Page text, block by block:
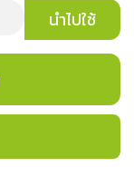
นำไปใช้